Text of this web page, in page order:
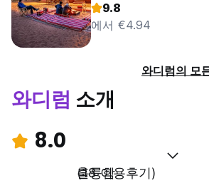
9.8
에서 €4.94
와디럼의 모
와디럼 소개
8.0
훌륭함
(18 이용후기)